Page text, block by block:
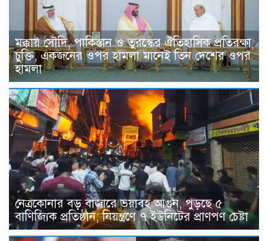
মক্কায় সৌদি, পাকিস্তান ও তুরস্কের ঐতিহাসিক প্রতিরক্ষা
চুক্তি, একজনের ওপর হামলা মানেই তিন দেশের ওপর
হামলা
নেত্রকোনার বড় বাজারে ভয়াবহ আগুন, পুড়ছে ৫
বাণিজ্যিক প্রতিষ্ঠান; নিয়ন্ত্রণে ৭ ইউনিটের প্রাণপণ চেষ্টা